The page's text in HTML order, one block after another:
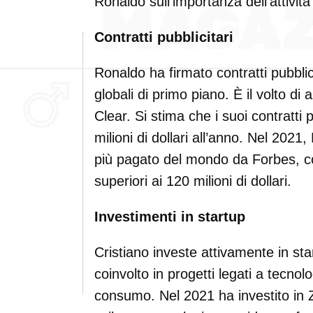
Contratti pubblicitari
Ronaldo ha firmato contratti
globali di primo piano. È il volto di
Clear. Si stima che i suoi contratti
milioni di dollari all’anno. Nel
più pagato del mondo da Forbes,
superiori ai 120 milioni di dollari.
Investimenti in startup
Cristiano investe attivamente in
coinvolto in progetti legati a
consumo. Nel 2021 ha investito in